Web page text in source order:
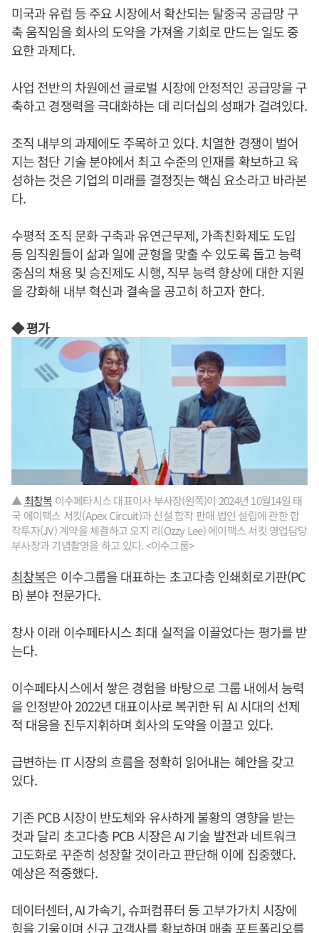
미국과 유럽 등 주요 시장에서 확산되는 탈중국 공급망 구
축 움직임을 회사의 도약을 가져올 기회로 만드는 일도 중
요한 과제다.
사업 전반의 차원에선 글로벌 시장에 안정적인 공급망을 구
축하고 경쟁력을 극대화하는 데 리더십의 성패가 걸려있다.
조직 내부의 과제에도 주목하고 있다. 치열한 경쟁이 벌어
지는 첨단 기술 분야에서 최고 수준의 인재를 확보하고 육
성하는 것은 기업의 미래를 결정짓는 핵심 요소라고 바라본
다.
수평적 조직 문화 구축과 유연근무제, 가족친화제도 도입
등 임직원들이 삶과 일에 균형을 맞출 수 있도록 돕고 능력
중심의 채용 및 승진제도 시행, 직무 능력 향상에 대한 지원
을 강화해 내부 혁신과 결속을 공고히 하고자 한다.
◆ 평가
▲ 최창복 이수페타시스 대표이사 부사장(왼쪽)이 2024년 10월14일 태
국 에이팩스 서킷(Apex Circuit)과 신설 합작 판매 법인 설립에 관한 합
작투자(JV) 계약을 체결하고 오지 리(Ozzy Lee) 에이팩스 서킷 영업담당
부사장과 기념촬영을 하고 있다. <이수그룹>
최창복은 이수그룹을 대표하는 초고다층 인쇄회로기판(PC
B) 분야 전문가다.
창사 이래 이수페타시스 최대 실적을 이끌었다는 평가를 받
는다.
이수페타시스에서 쌓은 경험을 바탕으로 그룹 내에서 능력
을 인정받아 2022년 대표이사로 복귀한 뒤 AI 시대의 선제
적 대응을 진두지휘하며 회사의 도약을 이끌고 있다.
급변하는 IT 시장의 흐름을 정확히 읽어내는 혜안을 갖고
있다.
기존 PCB 시장이 반도체와 유사하게 불황의 영향을 받는
것과 달리 초고다층 PCB 시장은 AI 기술 발전과 네트워크
고도화로 꾸준히 성장할 것이라고 판단해 이에 집중했다.
예상은 적중했다.
데이터센터, AI 가속기, 슈퍼컴퓨터 등 고부가가치 시장에
힘을 기울이며 신규 고객사를 확보하며 매출 포트폴리오를